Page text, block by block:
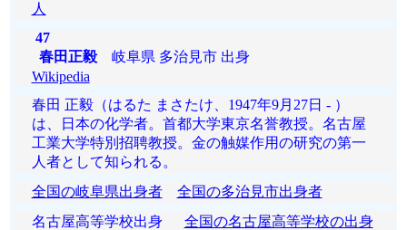
人
47
春田正毅岐阜県 多治見市 出身
Wikipedia
春田 正毅（はるた まさたけ、1947年9月27日 - ）
は、日本の化学者。首都大学東京名誉教授。名古屋
工業大学特別招聘教授。金の触媒作用の研究の第一
人者として知られる。
全国の岐阜県出身者
全国の多治見市出身者
名古屋高等学校出身 全国の名古屋高等学校の出身